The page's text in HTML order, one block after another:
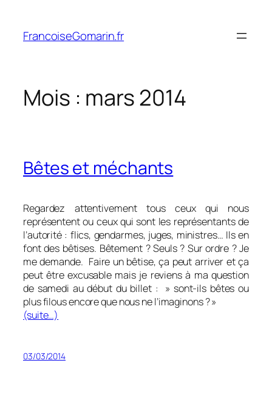
contenu
FrancoiseGomarin.fr
Mois : mars 2014
Bêtes et méchants
Regardez attentivement tous ceux qui nous
représentent ou ceux qui sont les représentants de
l’autorité : flics, gendarmes, juges, ministres… Ils en
font des bêtises. Bêtement ? Seuls ? Sur ordre ? Je
me demande. Faire un bêtise, ça peut arriver et ça
peut être excusable mais je reviens à ma question
de samedi au début du billet : » sont-ils bêtes ou
plus filous encore que nous ne l’imaginons ? »
(suite…)
03/03/2014